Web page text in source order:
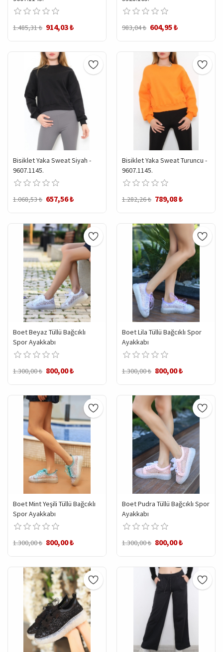
1.485,31 ₺ 914,03 ₺ 983,04 ₺ 604,95 ₺
Bisiklet Yaka Sweat Siyah -
9607.1145.
1.068,53 ₺ 657,56 ₺
Bisiklet Yaka Sweat Turuncu -
9607.1145.
1.282,26 ₺ 789,08 ₺
Boet Beyaz Tüllü Bağcıklı
Spor Ayakkabı
1.300,00 ₺ 800,00 ₺
Boet Lila Tüllü Bağcıklı Spor
Ayakkabı
1.300,00 ₺ 800,00 ₺
Boet Mint Yeşili Tüllü Bağcıklı
Spor Ayakkabı
1.300,00 ₺ 800,00 ₺
Boet Pudra Tüllü Bağcıklı Spor
Ayakkabı
1.300,00 ₺ 800,00 ₺